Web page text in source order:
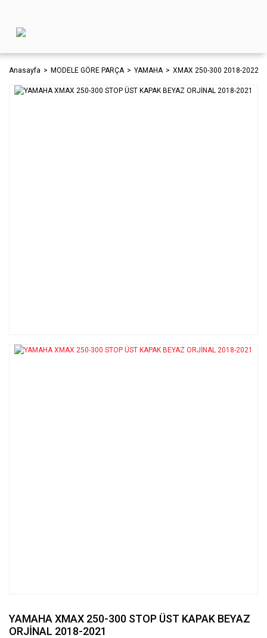
Anasayfa MODELE GÖRE PARÇA YAMAHA XMAX 250-300 2018-2022
YAMAHA XMAX 250-300 STOP ÜST KAPAK BEYAZ
ORJİNAL 2018-2021